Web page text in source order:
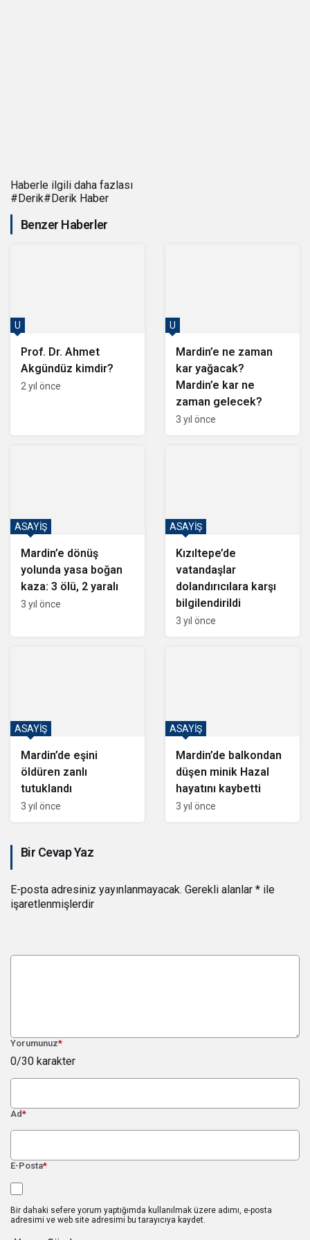
Haberle ilgili daha fazlası
#Derik#Derik Haber
Benzer Haberler
Prof. Dr. Ahmet
Akgündüz kimdir?
U
2 yıl önce
Mardin’e ne zaman
kar yağacak?
Mardin’e kar ne
zaman gelecek?
U
3 yıl önce
Mardin’e dönüş
yolunda yasa boğan
kaza: 3 ölü, 2 yaralı
ASAYİŞ
3 yıl önce
Kızıltepe’de
vatandaşlar
dolandırıcılara karşı
bilgilendirildi
ASAYİŞ
3 yıl önce
Mardin’de eşini
öldüren zanlı
tutuklandı
ASAYİŞ
3 yıl önce
Mardin’de balkondan
düşen minik Hazal
hayatını kaybetti
ASAYİŞ
3 yıl önce
Bir Cevap Yaz
E-posta adresiniz yayınlanmayacak. Gerekli alanlar * ile
işaretlenmişlerdir
Yorumunuz*
0/30 karakter
Ad*
E-Posta*
Bir dahaki sefere yorum yaptığımda kullanılmak üzere adımı, e-posta
adresimi ve web site adresimi bu tarayıcıya kaydet.